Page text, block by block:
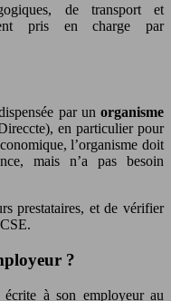
de transport et
pris en charge par
par un organisme
en particulier pour
l’organisme doit
mais n’a pas besoin
prestataires, et de vérifier
?
à son employeur au